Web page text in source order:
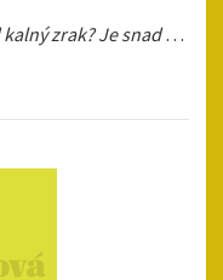
zrak? Je snad…